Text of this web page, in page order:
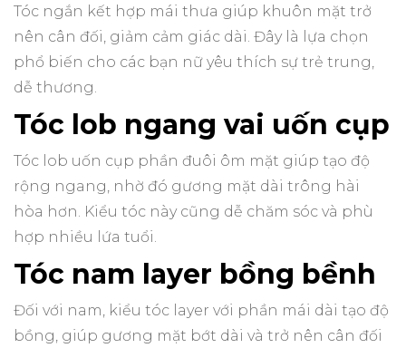
Tóc ngắn kết hợp mái thưa giúp khuôn mặt trở
nên cân đối, giảm cảm giác dài. Đây là lựa chọn
phổ biến cho các bạn nữ yêu thích sự trẻ trung,
dễ thương.
Tóc lob ngang vai uốn cụp
Tóc lob uốn cụp phần đuôi ôm mặt giúp tạo độ
rộng ngang, nhờ đó gương mặt dài trông hài
hòa hơn. Kiểu tóc này cũng dễ chăm sóc và phù
hợp nhiều lứa tuổi.
Tóc nam layer bồng bềnh
Đối với nam, kiểu tóc layer với phần mái dài tạo độ
bồng, giúp gương mặt bớt dài và trở nên cân đối